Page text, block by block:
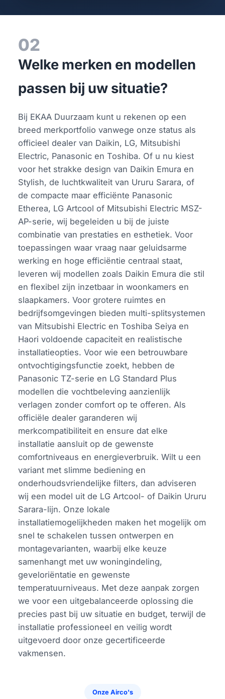
02
Welke merken en modellen
passen bij uw situatie?
Bij EKAA Duurzaam kunt u rekenen op een
breed merkportfolio vanwege onze status als
officieel dealer van Daikin, LG, Mitsubishi
Electric, Panasonic en Toshiba. Of u nu kiest
voor het strakke design van Daikin Emura en
Stylish, de luchtkwaliteit van Ururu Sarara, of
de compacte maar efficiënte Panasonic
Etherea, LG Artcool of Mitsubishi Electric MSZ-
AP-serie, wij begeleiden u bij de juiste
combinatie van prestaties en esthetiek. Voor
toepassingen waar vraag naar geluidsarme
werking en hoge efficiëntie centraal staat,
leveren wij modellen zoals Daikin Emura die stil
en flexibel zijn inzetbaar in woonkamers en
slaapkamers. Voor grotere ruimtes en
bedrijfsomgevingen bieden multi-splitsystemen
van Mitsubishi Electric en Toshiba Seiya en
Haori voldoende capaciteit en realistische
installatieopties. Voor wie een betrouwbare
ontvochtigingsfunctie zoekt, hebben de
Panasonic TZ-serie en LG Standard Plus
modellen die vochtbeleving aanzienlijk
verlagen zonder comfort op te offeren. Als
officiële dealer garanderen wij
merkcompatibiliteit en ensure dat elke
installatie aansluit op de gewenste
comfortniveaus en energieverbruik. Wilt u een
variant met slimme bediening en
onderhoudsvriendelijke filters, dan adviseren
wij een model uit de LG Artcool- of Daikin Ururu
Sarara-lijn. Onze lokale
installatiemogelijkheden maken het mogelijk om
snel te schakelen tussen ontwerpen en
montagevarianten, waarbij elke keuze
samenhangt met uw woningindeling,
geveloriëntatie en gewenste
temperatuurniveaus. Met deze aanpak zorgen
we voor een uitgebalanceerde oplossing die
precies past bij uw situatie en budget, terwijl de
installatie professioneel en veilig wordt
uitgevoerd door onze gecertificeerde
vakmensen.
Onze Airco's